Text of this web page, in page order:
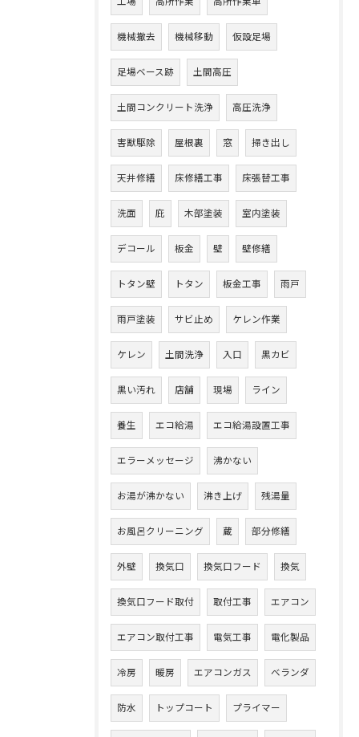
機械撤去 機械移動 仮設足場
足場ベース跡 土間高圧
土間コンクリート洗浄 高圧洗浄
害獣駆除 屋根裏 窓 掃き出し
天井修繕 床修繕工事 床張替工事
洗面 庇 木部塗装 室内塗装
デコール 板金 壁 壁修繕
トタン壁 トタン 板金工事 雨戸
雨戸塗装 サビ止め ケレン作業
ケレン 土間洗浄 入口 黒カビ
黒い汚れ 店舗 現場 ライン
養生 エコ給湯 エコ給湯設置工事
エラーメッセージ 沸かない
お湯が沸かない 沸き上げ 残湯量
お風呂クリーニング 蔵 部分修繕
外壁 換気口 換気口フード 換気
換気口フード取付 取付工事 エアコン
エアコン取付工事 電気工事 電化製品
冷房 暖房 エアコンガス ベランダ
防水 トップコート プライマー